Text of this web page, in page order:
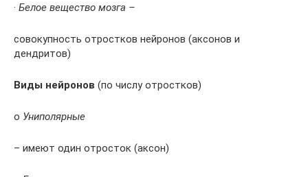
· Белое вещество мозга –
совокупность отростков нейронов (аксонов и
дендритов)
Виды нейронов (по числу отростков)
o Униполярные
– имеют один отросток (аксон)